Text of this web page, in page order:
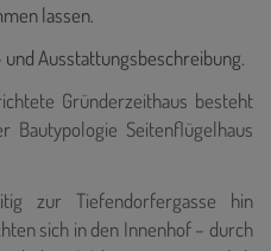
lassen.
und Ausstattungsbeschreibung.
Gründerzeithaus besteht
Bautypologie Seitenflügelhaus
zur Tiefendorfergasse hin
sich in den Innenhof – durch